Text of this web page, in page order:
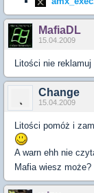
MafiaDL
15.04.2009
Litości nie
Change
15.04.2009
Litości pomóż i
A warn ehh nie
Mafia wiesz może?